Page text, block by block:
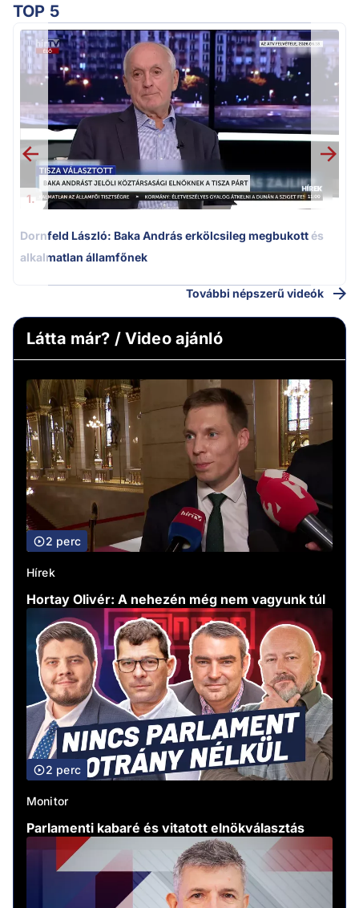
TOP 5
1.
Dornfeld László: Baka András erkölcsileg megbukott és
alkalmatlan államfőnek
További népszerű videók
Látta már? / Video ajánló
2 perc
Hírek
Hortay Olivér: A nehezén még nem vagyunk túl
2 perc
Monitor
Parlamenti kabaré és vitatott elnökválasztás